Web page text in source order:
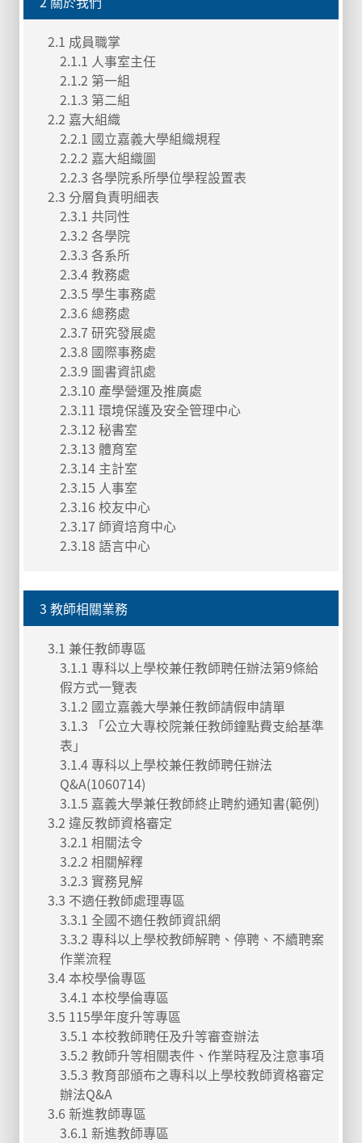
2.1 成員職掌
2.1.1 人事室主任
2.1.2 第一組
2.1.3 第二組
2.2 嘉大組織
2.2.1 國立嘉義大學組織規程
2.2.2 嘉大組織圖
2.2.3 各學院系所學位學程設置表
2.3 分層負責明細表
2.3.1 共同性
2.3.2 各學院
2.3.3 各系所
2.3.4 教務處
2.3.5 學生事務處
2.3.6 總務處
2.3.7 研究發展處
2.3.8 國際事務處
2.3.9 圖書資訊處
2.3.10 產學營運及推廣處
2.3.11 環境保護及安全管理中心
2.3.12 秘書室
2.3.13 體育室
2.3.14 主計室
2.3.15 人事室
2.3.16 校友中心
2.3.17 師資培育中心
2.3.18 語言中心
3 教師相關業務
3.1 兼任教師專區
3.1.1 專科以上學校兼任教師聘任辦法第9條給
假方式一覽表
3.1.2 國立嘉義大學兼任教師請假申請單
3.1.3 「公立大專校院兼任教師鐘點費支給基準
表」
3.1.4 專科以上學校兼任教師聘任辦法
Q&A(1060714)
3.1.5 嘉義大學兼任教師終止聘約通知書(範例)
3.2 違反教師資格審定
3.2.1 相關法令
3.2.2 相關解釋
3.2.3 實務見解
3.3 不適任教師處理專區
3.3.1 全國不適任教師資訊網
3.3.2 專科以上學校教師解聘、停聘、不續聘案
作業流程
3.4 本校學倫專區
3.4.1 本校學倫專區
3.5 115學年度升等專區
3.5.1 本校教師聘任及升等審查辦法
3.5.2 教師升等相關表件、作業時程及注意事項
3.5.3 教育部頒布之專科以上學校教師資格審定
辦法Q&A
3.6 新進教師專區
3.6.1 新進教師專區